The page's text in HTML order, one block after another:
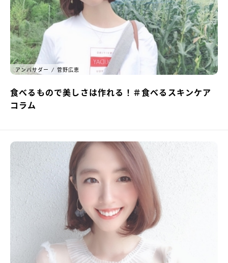
アンバサダー 菅野広恵
食べるもので美しさは作れる！＃食べるスキンケア
コラム